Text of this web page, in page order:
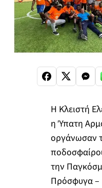
Η Κλειστή
η Ύπατη
οργάνωσαν
την
Πρόσφυγα –